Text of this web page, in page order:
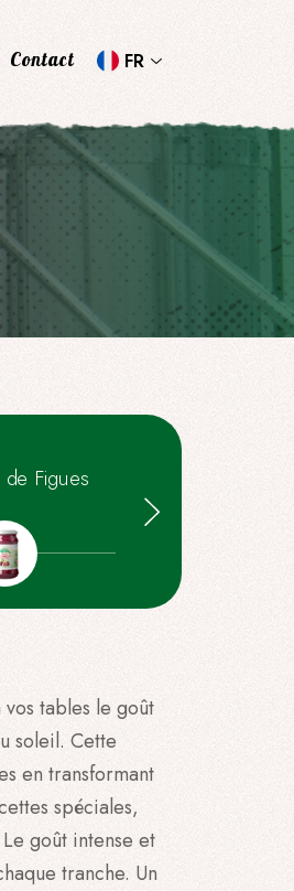
Contact FR
Figues
tables le goût
soleil. Cette
en transformant
spéciales,
goût intense et
tranche. Un